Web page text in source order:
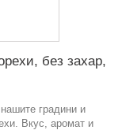
без захар,
градини и
Вкус, аромат и